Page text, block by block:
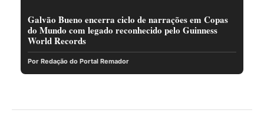
Galvão Bueno encerra ciclo de narrações em Copas
do Mundo com legado reconhecido pelo Guinness
World Records
Por Redação do Portal Remador